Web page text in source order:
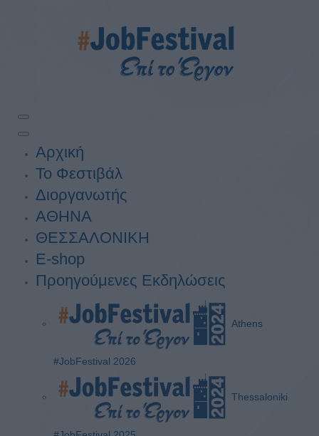
Αρχική
Το Φεστιβάλ
Διοργανωτής
ΑΘΗΝΑ
ΘΕΣΣΑΛΟΝΙΚΗ
E-shop
Προηγούμενες Εκδηλώσεις
Athens
#JobFestival 2026
Thessaloniki